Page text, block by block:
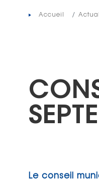
Accueil
Le conseil